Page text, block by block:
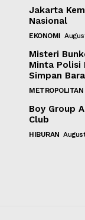
Jakarta
Nasional
EKONOMI
Misteri
Minta Polisi
Simpan
METROPOLITAN
Boy Group
Club
HIBURAN